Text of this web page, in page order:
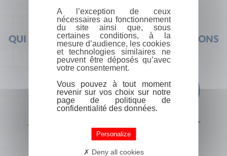
QUI SOMMES-NOUS ? FOIRE AUX QUESTIONS
+33 (0) 1 44 41 29 19 CONTACT
A l’exception de ceux
nécessaires au fonctionnement
du site ainsi que, sous
certaines conditions, à la
mesure d’audience, les cookies
et technologies similaires ne
peuvent être déposés qu’avec
votre consentement.
Vous pouvez à tout moment
revenir sur vos choix sur notre
page de politique de
confidentialité des données.
Personalize
Deny all cookies